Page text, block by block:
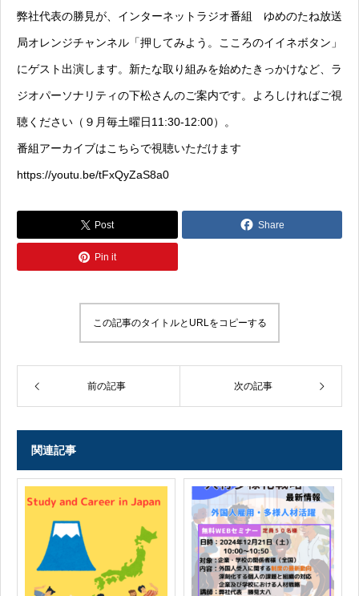
弊社代表の勝見が、インターネットラジオ番組 ゆめのたね放送
局オレンジチャンネル「押してみよう。こころのイイネボタン 」
にゲスト出演します。新たな取り組みを始めたきっかけなど、ラ
ジオパーソナリティの下松さんのご案内です。よろしければご視
聴ください（９月毎土曜日11:30-12:00）。
番組アーカイブはこちらで視聴いただけます
https://youtu.be/tFxQyZaS8a0
Post Share
Pin it
この記事のタイトルとURLをコピーする
前の記事 次の記事
関連記事